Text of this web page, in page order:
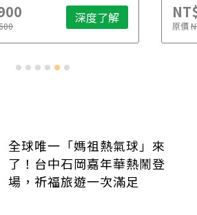
深度了解 原價
全球唯一「媽祖熱氣球」來
了！台中石岡嘉年華熱鬧登
場，祈福旅遊一次滿足